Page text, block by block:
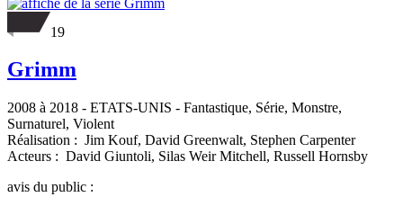
19
Grimm
2008 à 2018 - ETATS-UNIS - Fantastique, Série, Monstre,
Surnaturel, Violent
Réalisation : Jim Kouf, David Greenwalt, Stephen Carpenter
Acteurs : David Giuntoli, Silas Weir Mitchell, Russell Hornsby
avis du public :